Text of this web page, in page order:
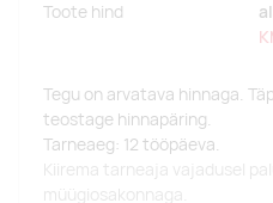
Toote hind
Tegu on arvatava hinnaga.
teostage hinnapäring.
Tarneaeg: 12 tööpäeva.
Kiirema tarneaja vajadusel
müügiosakonnaga.